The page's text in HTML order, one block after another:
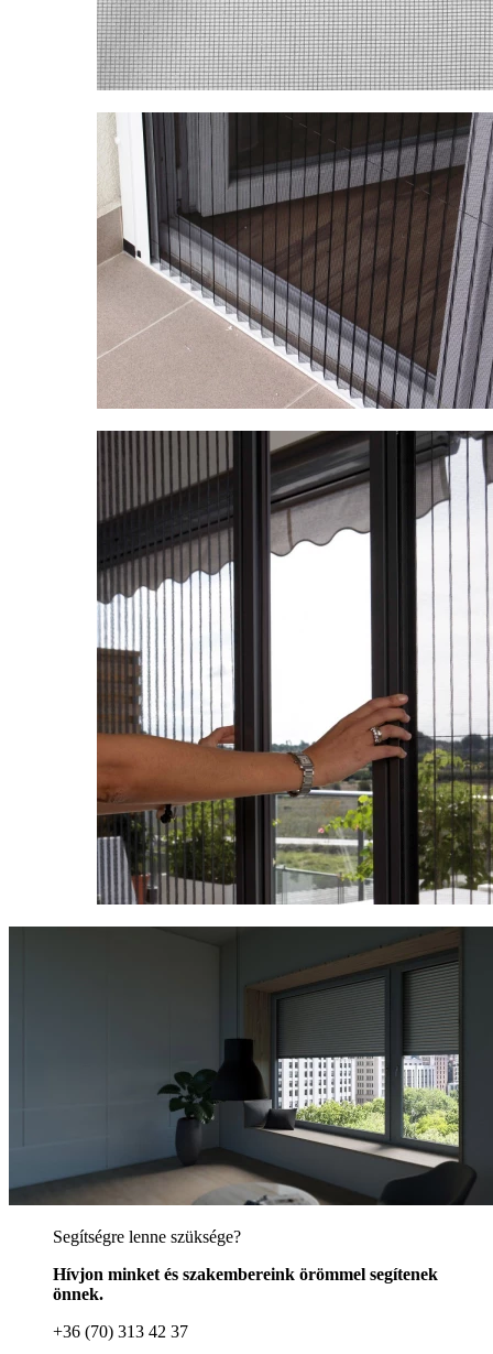
Segítségre lenne szüksége?
Hívjon minket és szakembereink örömmel segítenek
önnek.
+36 (70) 313 42 37